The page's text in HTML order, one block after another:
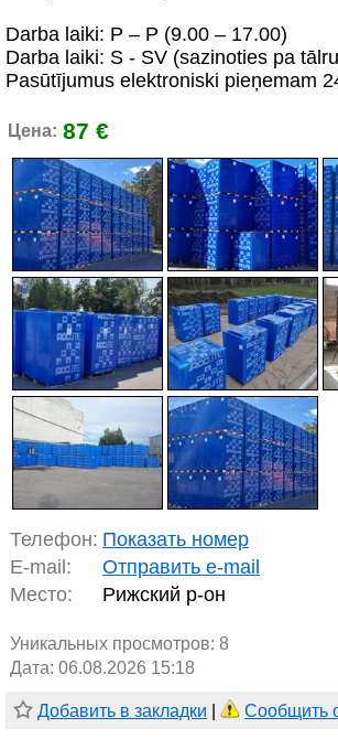
Darba laiki: P – P (9.00 – 17.00)
Darba laiki: S - SV (sazinoties pa
Pasūtījumus elektroniski pieņemam
Цена: 87 €
Телефон: Показать номер
E-mail:
Отправить e-mail
Место:
Рижский р-он
Уникальных просмотров: 8
Дата: 06.08.2026 15:18
Добавить в закладки Сообщить